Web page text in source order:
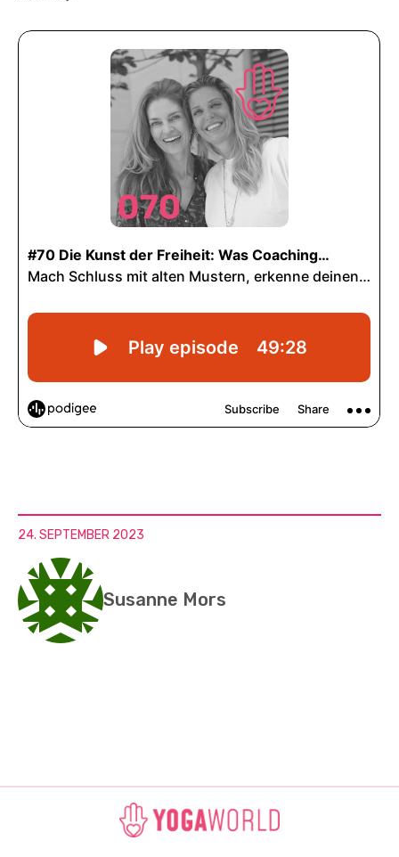
24. SEPTEMBER 2023
Susanne Mors